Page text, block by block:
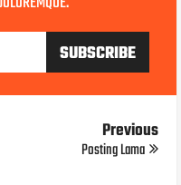
Previous
Posting Lama